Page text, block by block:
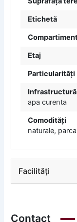
Etichetă
Etaj
Particularități
Infrastructură
apa curenta
Comodități
naturale,
Facilități
Contact